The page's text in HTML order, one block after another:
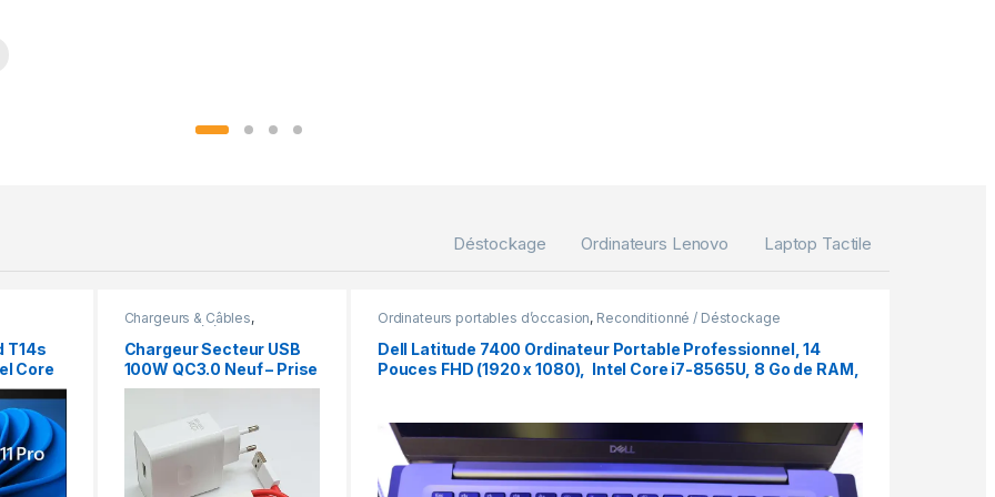
Déstockage Ordinateurs Lenovo Laptop Tactile
T14s
Core
(1920
Chargeurs & Câbles,
Chargeurs téléphone
Chargeur Secteur USB
100W QC3.0 Neuf – Prise
Pliable
Ordinateurs portables d’occasion, Reconditionné / Déstockage
Dell Latitude 7400 Ordinateur Portable Professionnel, 14
Pouces FHD (1920 x 1080), ‌ Intel Core i7-8565U, 8 Go de RAM,